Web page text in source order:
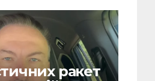
ракет